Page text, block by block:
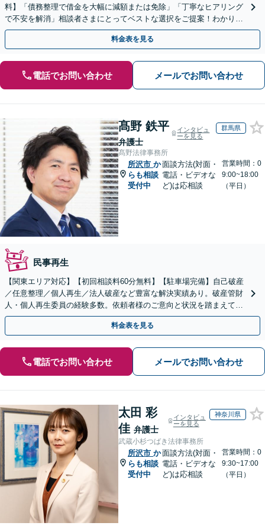
料】「債務整理で借金を大幅に減額または免除」「丁寧なヒアリング
で不安を解消」相談者さまにとってベストな選択をご提案！わかりや
すく丁寧に説明するのでご安心ください【休日・夜間相談可】
料金表を見る
電話でお問い合わせ メールでお問い合わせ
髙野 鉄平
弁護士
インタビュ
ーを見る
群馬県
髙野法律事務所
所沢市 か
らも相談
受付中
面談方法(対面・
電話・ビデオな
ど)は応相談
営業時間：0
9:00~18:00
（平日）
民事再生
【関東エリア対応】【初回相談料60分無料】【駐車場完備】自己破産
／任意整理／個人再生／法人破産など豊富な解決実績あり。破産管財
人・個人再生委員の経験多数。依頼者様のご意向と状況を踏まえて最
善の解決方法をご提案いたします【休日・夜間対応可】
料金表を見る
電話でお問い合わせ メールでお問い合わせ
太田 彩
佳 弁護士
インタビュ
ーを見る
神奈川県
武蔵小杉つばき法律事務所
所沢市 か
らも相談
受付中
面談方法(対面・
電話・ビデオな
ど)は応相談
営業時間：0
9:30~17:00
（平日）